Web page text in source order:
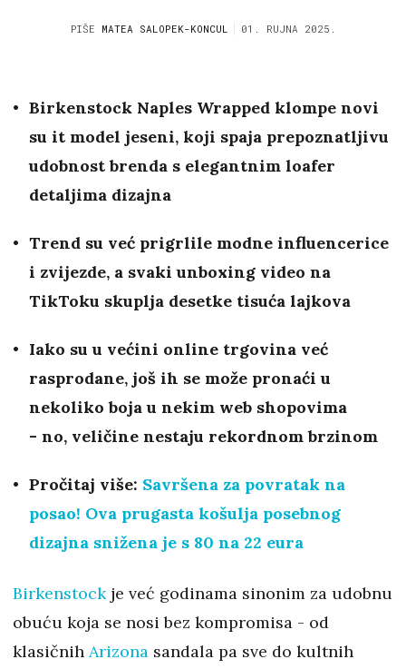
PIŠE MATEA SALOPEK-KONCUL 01. RUJNA 2025.
Birkenstock Naples Wrapped klompe novi
su it model jeseni, koji spaja prepoznatljivu
udobnost brenda s elegantnim loafer
detaljima dizajna
Trend su već prigrlile modne influencerice
i zvijezde, a svaki unboxing video na
TikToku skuplja desetke tisuća lajkova
Iako su u većini online trgovina već
rasprodane, još ih se može pronaći u
nekoliko boja u nekim web shopovima
- no, veličine nestaju rekordnom brzinom
Pročitaj više: Savršena za povratak na
posao! Ova prugasta košulja posebnog
dizajna snižena je s 80 na 22 eura
Birkenstockje već godinama sinonim za udobnu
obuću koja se nosi bez kompromisa - od
klasičnih Arizona sandala pa sve do kultnih